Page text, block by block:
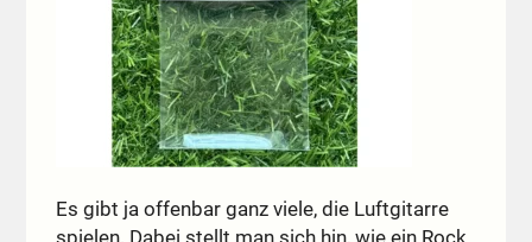
Es gibt ja offenbar ganz viele, die Luftgitarre